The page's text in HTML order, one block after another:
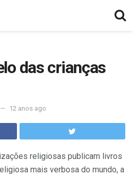
das crianças
12 anos ago
religiosas publicam livros
mais verbosa do mundo, a